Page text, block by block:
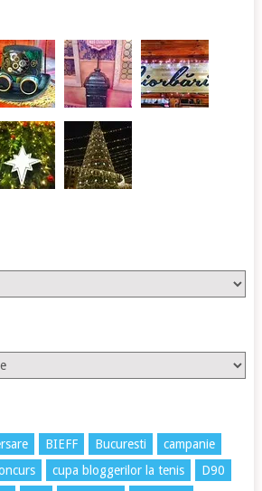
BIEFF Bucuresti
campanie
cupa bloggerilor la tenis
D90